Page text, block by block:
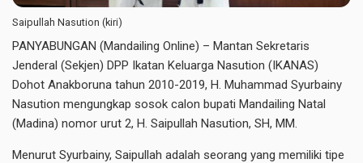
Saipullah Nasution (kiri)
PANYABUNGAN (Mandailing Online) – Mantan Sekretaris
Jenderal (Sekjen) DPP Ikatan Keluarga Nasution (IKANAS)
Dohot Anakboruna tahun 2010-2019, H. Muhammad Syurbainy
Nasution mengungkap sosok calon bupati Mandailing Natal
(Madina) nomor urut 2, H. Saipullah Nasution, SH, MM.
Menurut Syurbainy, Saipullah adalah seorang yang memiliki tipe